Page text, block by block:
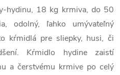
hydinu, 18 kg krmiva, do 50
odolný, ľahko umývateľný
kŕmidlá pre sliepky, husi, či
Kŕmidlo hydine zaistí
a čerstvému ​​krmive po celý